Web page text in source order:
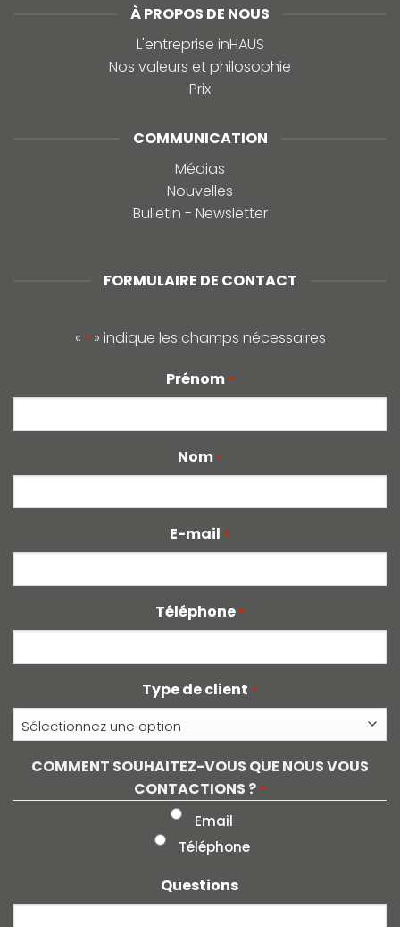
À PROPOS DE NOUS
L'entreprise inHAUS
Nos valeurs et philosophie
Prix
COMMUNICATION
Médias
Nouvelles
Bulletin - Newsletter
FORMULAIRE DE CONTACT
« *» indique les champs nécessaires
Prénom *
Nom *
E-mail *
Téléphone *
Type de client *
COMMENT SOUHAITEZ-VOUS QUE NOUS VOUS
CONTACTIONS ? *
Email
Téléphone
Questions